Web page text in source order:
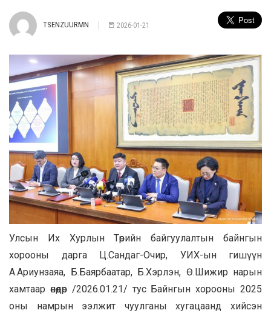
TSENZUURMN 2026-01-21
Улсын Их Хурлын Төрийн байгуулалтын байнгын
хорооны дарга Ц.Сандаг-Очир, УИХ-ын гишүүн
А.Ариунзаяа, Б.Баярбаатар, Б.Хэрлэн, Ө.Шижир нарын
хамтаар өнөөдөр /2026.01.21/ тус Байнгын хорооны 2025
оны намрын ээлжит чуулганы хугацаанд хийсэн